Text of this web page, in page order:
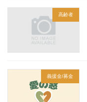
高齢者
義援金/募金